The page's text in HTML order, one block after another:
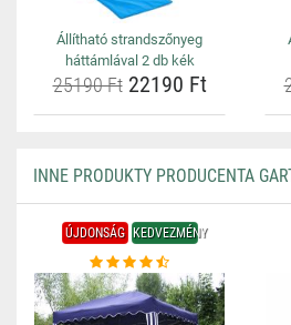
Állítható strandszőnyeg
háttámlával 2 db kék
25190 Ft22190 Ft
INNE PRODUKTY PRODUCENTA
ÚJDONSÁG KEDVEZMÉNY